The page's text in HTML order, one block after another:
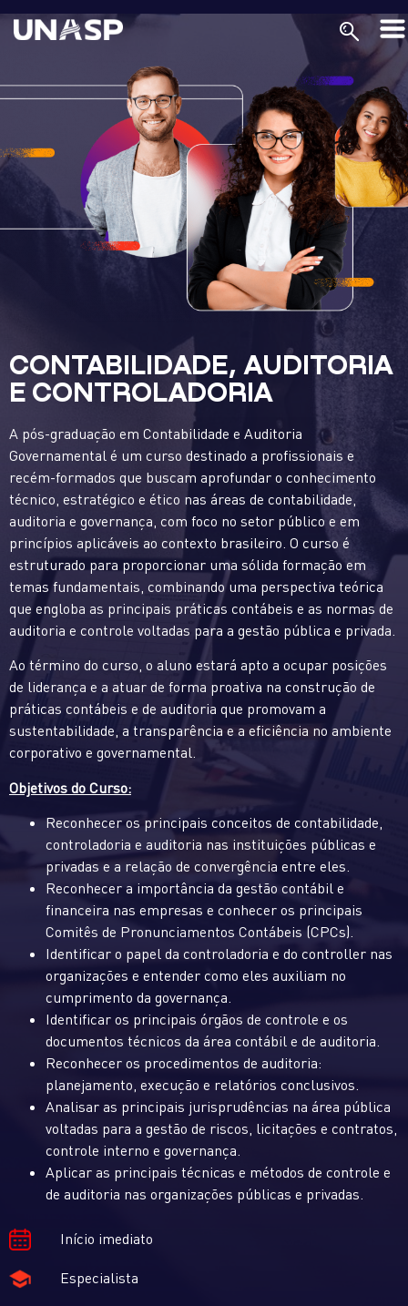
CONTABILIDADE, AUDITORIA
E CONTROLADORIA
A pós-graduação em Contabilidade e Auditoria
Governamental é um curso destinado a profissionais e
recém-formados que buscam aprofundar o conhecimento
técnico, estratégico e ético nas áreas de contabilidade,
auditoria e governança, com foco no setor público e em
princípios aplicáveis ao contexto brasileiro. O curso é
estruturado para proporcionar uma sólida formação em
temas fundamentais, combinando uma perspectiva teórica
que engloba as principais práticas contábeis e as normas de
auditoria e controle voltadas para a gestão pública e privada.
Ao término do curso, o aluno estará apto a ocupar posições
de liderança e a atuar de forma proativa na construção de
práticas contábeis e de auditoria que promovam a
sustentabilidade, a transparência e a eficiência no ambiente
corporativo e governamental.
Objetivos do Curso:
Reconhecer os principais conceitos de contabilidade,
controladoria e auditoria nas instituições públicas e
privadas e a relação de convergência entre eles.
Reconhecer a importância da gestão contábil e
financeira nas empresas e conhecer os principais
Comitês de Pronunciamentos Contábeis (CPCs).
Identificar o papel da controladoria e do controller nas
organizações e entender como eles auxiliam no
cumprimento da governança.
Identificar os principais órgãos de controle e os
documentos técnicos da área contábil e de auditoria.
Reconhecer os procedimentos de auditoria:
planejamento, execução e relatórios conclusivos.
Analisar as principais jurisprudências na área pública
voltadas para a gestão de riscos, licitações e contratos,
controle interno e governança.
Aplicar as principais técnicas e métodos de controle e
de auditoria nas organizações públicas e privadas.
Início imediato
Especialista